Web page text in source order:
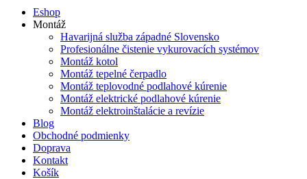
Eshop
Montáž
Havarijná služba západné Slovensko
Profesionálne čistenie vykurovacích systémov
Montáž kotol
Montáž tepelné čerpadlo
Montáž teplovodné podlahové kúrenie
Montáž elektrické podlahové kúrenie
Montáž elektroinštalácie a revízie
Blog
Obchodné podmienky
Doprava
Kontakt
Košík